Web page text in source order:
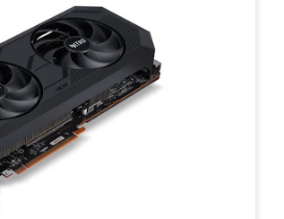
soluciones inteligentes e innovadoras para la
el Caribe y el norte de Suramérica...
cómo mitigar los riesgos de